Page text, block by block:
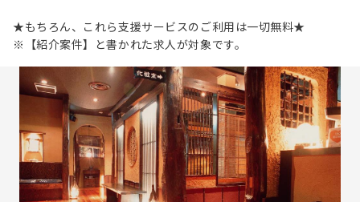
★もちろん、これら支援サービスのご利用は一切無料★
※【紹介案件】と書かれた求人が対象です。